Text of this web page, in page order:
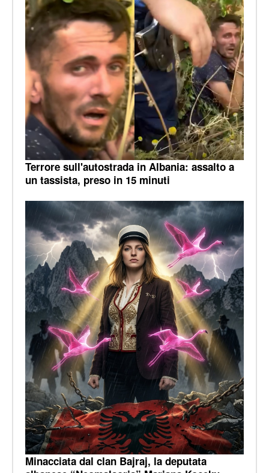
Terrore sull'autostrada in Albania: assalto a
un tassista, preso in 15 minuti
Minacciata dal clan Bajraj, la deputata